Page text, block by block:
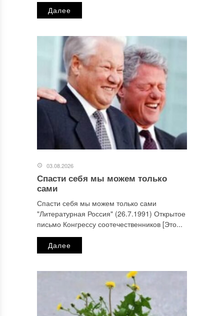
Далее
03.08.2026
Спасти себя мы можем только
сами
Спасти себя мы можем только сами
"Литературная Россия" (26.7.1991) Открытое
письмо Конгрессу соотечественников [Это...
Далее